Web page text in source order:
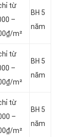
từ
–
m²
BH 5
năm
từ
–
m²
BH 5
năm
từ
–
m²
BH 5
năm